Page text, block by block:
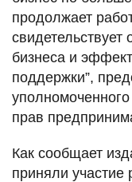
продолжает
свидетельствует
бизнеса и
поддержки”,
прав
Как сообщает
приняли участие